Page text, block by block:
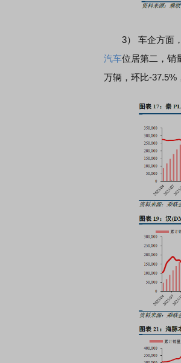
3） 车企方面，
汽车位居第二，销
万辆，环比-37.5%